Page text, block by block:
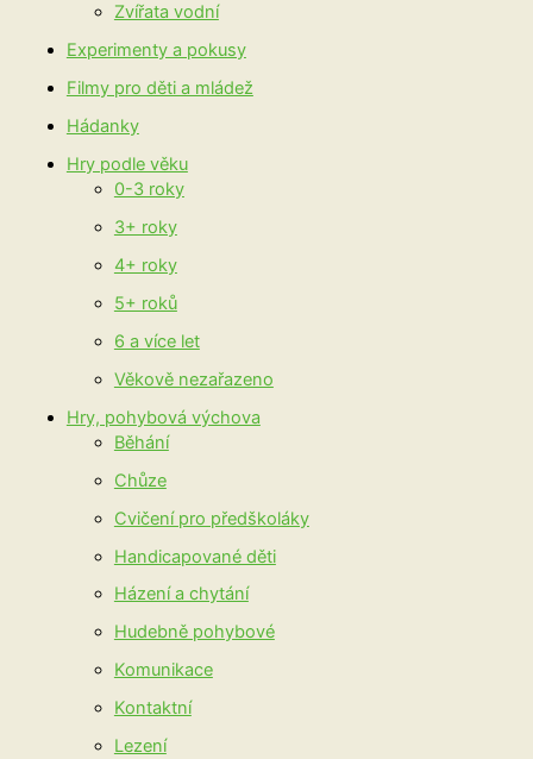
Zvířata vodní
Experimenty a pokusy
Filmy pro děti a mládež
Hádanky
Hry podle věku
0-3 roky
3+ roky
4+ roky
5+ roků
6 a více let
Věkově nezařazeno
Hry, pohybová výchova
Běhání
Chůze
Cvičení pro předškoláky
Handicapované děti
Házení a chytání
Hudebně pohybové
Komunikace
Kontaktní
Lezení